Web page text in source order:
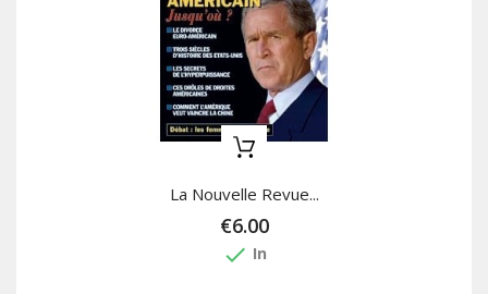
La Nouvelle Revue...
€6.00
done In